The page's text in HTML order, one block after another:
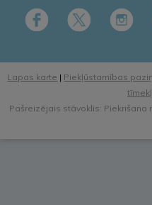
Lapas karte | Piekļūstamības
Pašreizējais stāvoklis: Piekrišana